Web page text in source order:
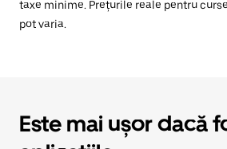
taxe minime. Prețurile reale pentru
pot varia.
Este mai ușor dacă